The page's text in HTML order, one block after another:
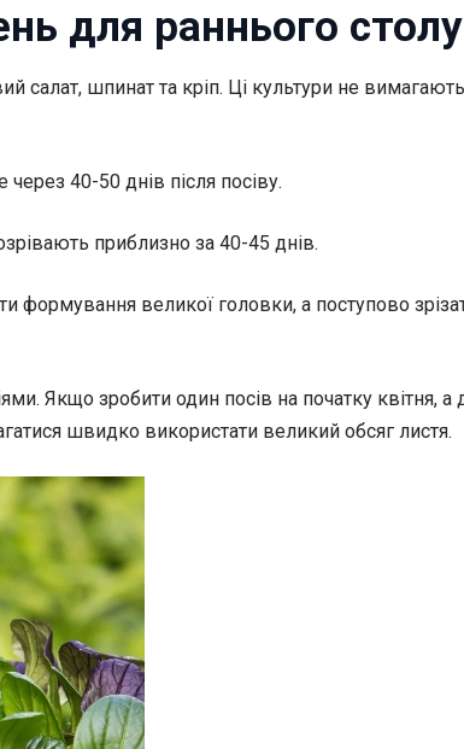
для раннього столу
салат, шпинат та кріп. Ці культури не
40-50 днів після посіву.
приблизно за 40-45 днів.
великої головки, а поступово
Якщо зробити один посів на початку квітня,
швидко використати великий обсяг листя.